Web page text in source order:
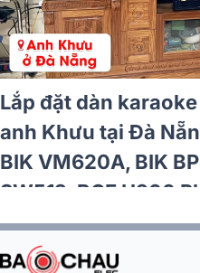
Lắp đặt dàn
anh Khưu tại Đà
BIK VM620A, BIK
SW512, BCE U900